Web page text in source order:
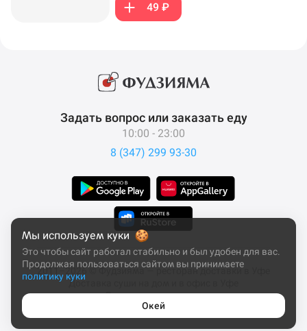
49 ₽
Задать вопрос или заказать еду
10:00 - 23:00
8 (347) 299 93-30
2011–2026 © Фудзияма — ресторан доставки в Уфе
Доставка суши на дом и в офис в Уфе
Все права защищены
Мы используем куки
Это чтобы сайт работал стабильно и был удобен для вас.
Продолжая пользоваться сайтом вы принимаете
политику куки
Окей